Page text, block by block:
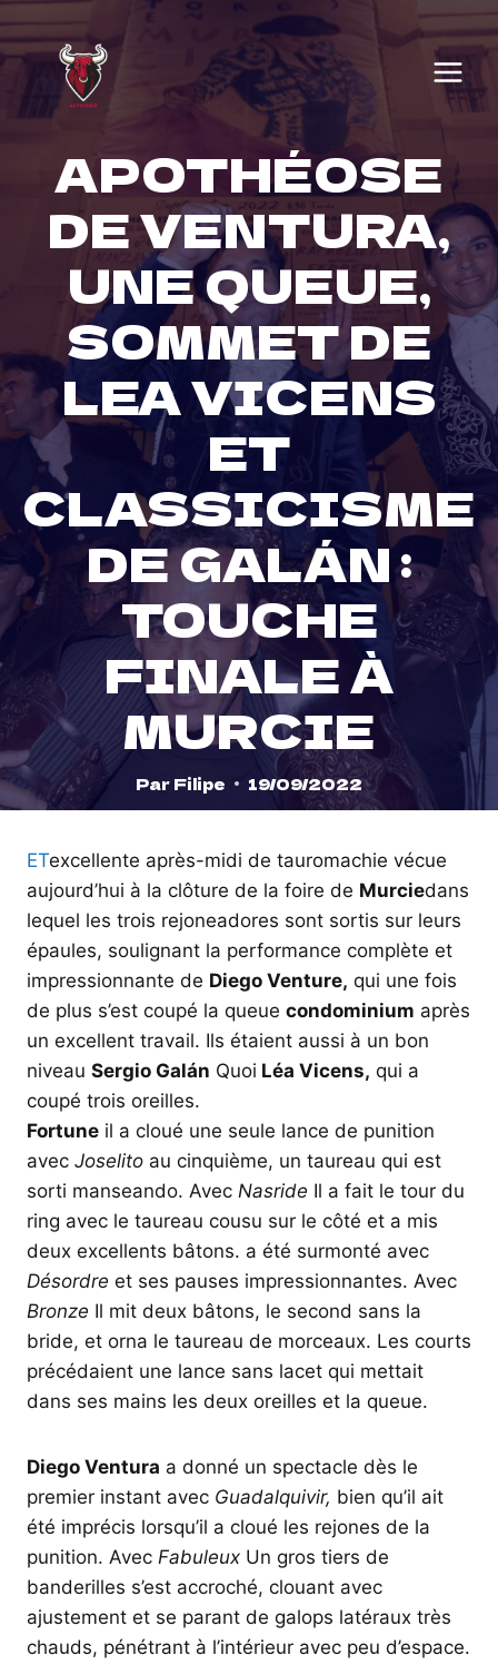
to
content
APOTHÉOSE
DE VENTURA,
UNE QUEUE,
SOMMET DE
LEA VICENS
ET
CLASSICISME
DE GALÁN :
TOUCHE
FINALE À
MURCIE
Par Filipe 19/09/2022
ETexcellente après-midi de tauromachie vécue
aujourd’hui à la clôture de la foire de Murciedans
lequel les trois rejoneadores sont sortis sur leurs
épaules, soulignant la performance complète et
impressionnante de Diego Venture, qui une fois
de plus s’est coupé la queue condominium après
un excellent travail. Ils étaient aussi à un bon
niveau Sergio Galán Quoi Léa Vicens, qui a
coupé trois oreilles.
Fortune il a cloué une seule lance de punition
avec Joselito au cinquième, un taureau qui est
sorti manseando. Avec Nasride Il a fait le tour du
ring avec le taureau cousu sur le côté et a mis
deux excellents bâtons. a été surmonté avec
Désordre et ses pauses impressionnantes. Avec
Bronze Il mit deux bâtons, le second sans la
bride, et orna le taureau de morceaux. Les courts
précédaient une lance sans lacet qui mettait
dans ses mains les deux oreilles et la queue.
Diego Ventura a donné un spectacle dès le
premier instant avec Guadalquivir, bien qu’il ait
été imprécis lorsqu’il a cloué les rejones de la
punition. Avec Fabuleux Un gros tiers de
banderilles s’est accroché, clouant avec
ajustement et se parant de galops latéraux très
chauds, pénétrant à l’intérieur avec peu d’espace.